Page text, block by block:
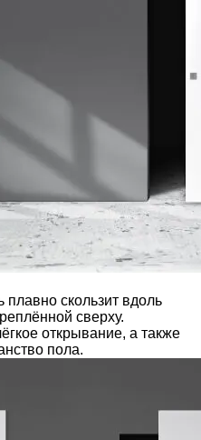
скользит вдоль
сверху.
открывание, а также
пола.